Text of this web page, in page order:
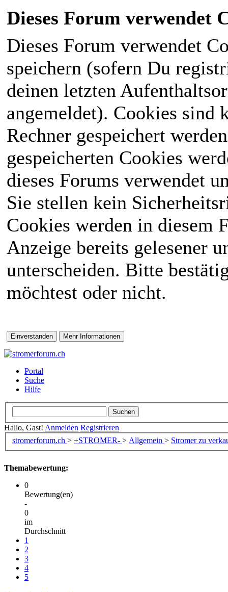
Dieses Forum verwendet
Dieses Forum verwendet
speichern (sofern Du
deinen letzten
angemeldet). Cookies sind
Rechner gespeichert
gespeicherten Cookies
dieses Forums verwendet
Sie stellen kein
Cookies werden in diesem
Anzeige bereits gelesener
unterscheiden. Bitte
möchtest oder nicht.
Portal
Suche
Hilfe
Hallo, Gast! Anmelden Registrieren
stromerforum.ch > +STROMER- > Allgemein > Stromer zu
Themabewertung:
0
Bewertung(en)
-
0
im
Durchschnitt
1
2
3
4
5